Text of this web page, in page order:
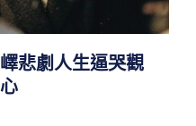
悲劇人生逼哭觀